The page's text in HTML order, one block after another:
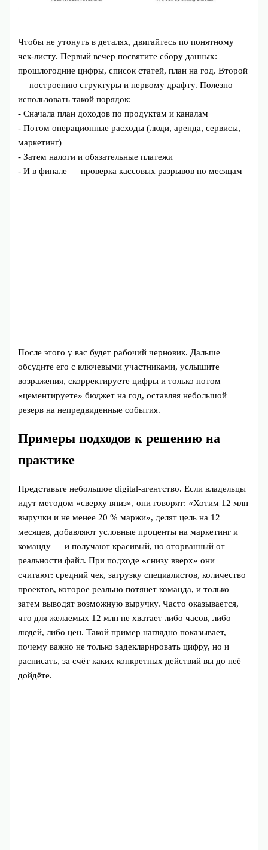
Чтобы не утонуть в деталях, двигайтесь по понятному
чек‑листу. Первый вечер посвятите сбору данных:
прошлогодние цифры, список статей, план на год. Второй
— построению структуры и первому драфту. Полезно
использовать такой порядок:
- Сначала план доходов по продуктам и каналам
- Потом операционные расходы (люди, аренда, сервисы,
маркетинг)
- Затем налоги и обязательные платежи
- И в финале — проверка кассовых разрывов по месяцам
После этого у вас будет рабочий черновик. Дальше
обсудите его с ключевыми участниками, услышите
возражения, скорректируете цифры и только потом
«цементируете» бюджет на год, оставляя небольшой
резерв на непредвиденные события.
Примеры подходов к решению на
практике
Представьте небольшое digital‑агентство. Если владельцы
идут методом «сверху вниз», они говорят: «Хотим 12 млн
выручки и не менее 20 % маржи», делят цель на 12
месяцев, добавляют условные проценты на маркетинг и
команду — и получают красивый, но оторванный от
реальности файл. При подходе «снизу вверх» они
считают: средний чек, загрузку специалистов, количество
проектов, которое реально потянет команда, и только
затем выводят возможную выручку. Часто оказывается,
что для желаемых 12 млн не хватает либо часов, либо
людей, либо цен. Такой пример наглядно показывает,
почему важно не только задекларировать цифру, но и
расписать, за счёт каких конкретных действий вы до неё
дойдёте.